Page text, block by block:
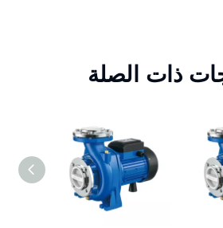
ذات الصلة